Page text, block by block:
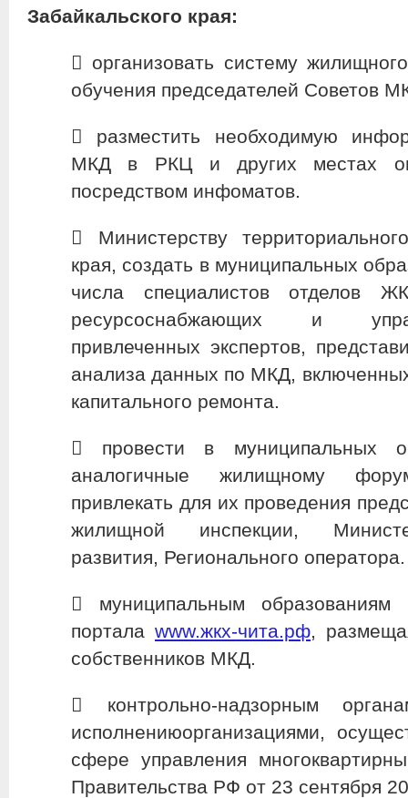
Забайкальского края:
​ организовать систему
обучения председателей Советов
​ разместить необходимую
МКД в РКЦ и других местах
посредством инфоматов.
​ Министерству
края, создать в муниципальных
числа специалистов отделов
ресурсоснабжающих и
привлеченных экспертов,
анализа данных по МКД,
капитального ремонта.
​ провести в муниципальных
аналогичные жилищному
привлекать для их проведения
жилищной инспекции,
развития, Регионального оператора.
​ муниципальным образованиям
портала www.жкх-чита.рф,
собственников МКД.
​ контрольно-надзорным
исполнениюорганизациями,
сфере управления
Правительства РФ от 23 сентября